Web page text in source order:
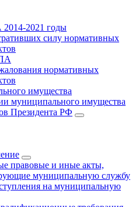
2021 годы
силу нормативных
нормативных
имущества
муниципального имущества
Президента РФ
правовые и иные акты,
муниципальную службу
на муниципальную